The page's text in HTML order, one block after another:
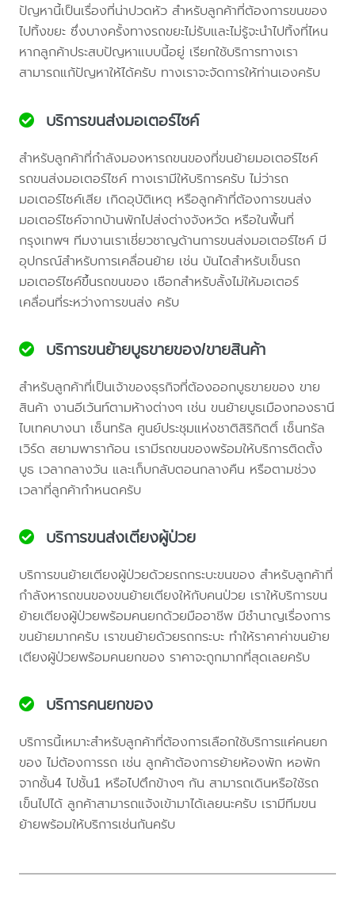
ปัญหานี้เป็นเรื่องที่น่าปวดหัว สำหรับลูกค้าที่ต้องการขนของ
ไปทิ้งขยะ ซึ่งบางครั้งทางรถขยะไม่รับและไม่รู้จะนำไปทิ้งที่ไหน
หากลูกค้าประสบปัญหาแบบนี้อยู่ เรียกใช้บริการทางเรา
สามารถแก้ปัญหาให้ได้ครับ ทางเราจะจัดการให้ท่านเองครับ
บริการขนส่งมอเตอร์ไซค์
สำหรับลูกค้าที่กำลังมองหารถขนของที่ขนย้ายมอเตอร์ไซค์
รถขนส่งมอเตอร์ไซค์ ทางเรามีให้บริการครับ ไม่ว่ารถ
มอเตอร์ไซค์เสีย เกิดอุบัติเหตุ หรือลูกค้าที่ต้องการขนส่ง
มอเตอร์ไซค์จากบ้านพักไปส่งต่างจังหวัด หรือในพื้นที่
กรุงเทพฯ ทีมงานเราเชี่ยวชาญด้านการขนส่งมอเตอร์ไซค์ มี
อุปกรณ์สำหรับการเคลื่อนย้าย เช่น บันไดสำหรับเข็นรถ
มอเตอร์ไซค์ขึ้นรถขนของ เชือกสำหรับลั้งไม่ให้มอเตอร์
เคลื่อนที่ระหว่างการขนส่ง ครับ
บริการขนย้ายบูธขายของ/ขายสินค้า
สำหรับลูกค้าที่เป็นเจ้าของธุรกิจที่ต้องออกบูธขายของ ขาย
สินค้า งานอีเว้นท์ตามห้างต่างๆ เช่น ขนย้ายบูธเมืองทองธานี
ไบเทคบางนา เซ็นทรัล ศูนย์ประชุมแห่งชาติสิริกิตติ์ เซ็นทรัล
เวิร์ด สยามพาราก้อน เรามีรถขนของพร้อมให้บริการติดตั้ง
บูธ เวลากลางวัน และเก็บกลับตอนกลางคืน หรือตามช่วง
เวลาที่ลูกค้ากำหนดครับ
บริการขนส่งเตียงผู้ป่วย
บริการขนย้ายเตียงผู้ป่วยด้วยรถกระบะขนของ สำหรับลูกค้าที่
กำลังหารถขนของขนย้ายเตียงให้กับคนป่วย เราให้บริการขน
ย้ายเตียงผู้ป่วยพร้อมคนยกด้วยมืออาชีพ มีชำนาญเรื่องการ
ขนย้ายมากครับ เราขนย้ายด้วยรถกระบะ ทำให้ราคาค่าขนย้าย
เตียงผู้ป่วยพร้อมคนยกของ ราคาจะถูกมากที่สุดเลยครับ
บริการคนยกของ
บริการนี้เหมาะสำหรับลูกค้าที่ต้องการเลือกใช้บริการแค่คนยก
ของ ไม่ต้องการรถ เช่น ลูกค้าต้องการย้ายห้องพัก หอพัก
จากชั้น4 ไปชั้น1 หรือไปตึกข้างๆ กัน สามารถเดินหรือใช้รถ
เข็นไปได้ ลูกค้าสามารถแจ้งเข้ามาได้เลยนะครับ เรามีทีมขน
ย้ายพร้อมให้บริการเช่นกันครับ